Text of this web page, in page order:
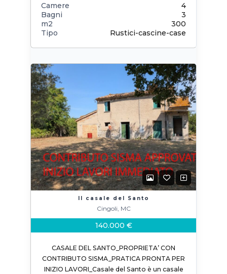
Camere
4
Bagni
3
m2
300
Tipo
Rustici-cascine-case
Il casale del Santo
Cingoli, MC
140.000 €
CASALE DEL SANTO_PROPRIETA’ CON
CONTRIBUTO SISMA_PRATICA PRONTA PER
INIZIO LAVORI_Casale del Santo è un casale